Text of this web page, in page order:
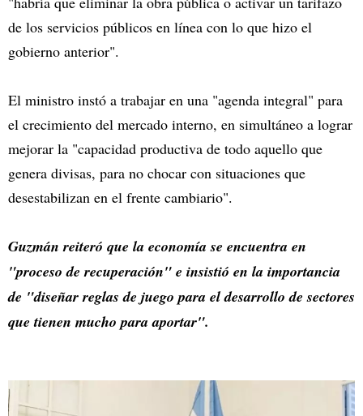
de los servicios públicos en línea con lo que hizo el
gobierno anterior".
El ministro instó a trabajar en una "agenda integral" para
el crecimiento del mercado interno, en simultáneo a lograr
mejorar la "capacidad productiva de todo aquello que
genera divisas, para no chocar con situaciones que
desestabilizan en el frente cambiario".
Guzmán reiteró que la economía se encuentra en
"proceso de recuperación" e insistió en la importancia
de "diseñar reglas de juego para el desarrollo de sectores
que tienen mucho para aportar".